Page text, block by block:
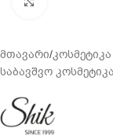
მთავარი/
საბავშვო